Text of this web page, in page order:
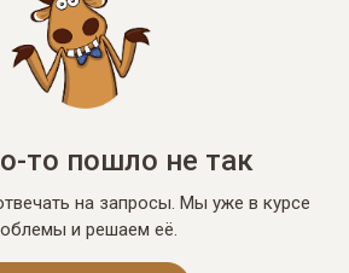
то пошло не так
на запросы. Мы уже в курсе
и решаем её.